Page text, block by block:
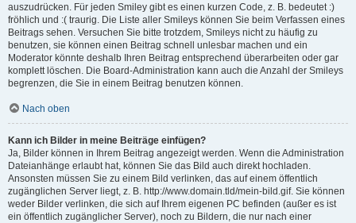
auszudrücken. Für jeden Smiley gibt es einen kurzen Code, z. B. bedeutet :)
fröhlich und :( traurig. Die Liste aller Smileys können Sie beim Verfassen eines
Beitrags sehen. Versuchen Sie bitte trotzdem, Smileys nicht zu häufig zu
benutzen, sie können einen Beitrag schnell unlesbar machen und ein
Moderator könnte deshalb Ihren Beitrag entsprechend überarbeiten oder gar
komplett löschen. Die Board-Administration kann auch die Anzahl der Smileys
begrenzen, die Sie in einem Beitrag benutzen können.
Nach oben
Kann ich Bilder in meine Beiträge einfügen?
Ja, Bilder können in Ihrem Beitrag angezeigt werden. Wenn die Administration
Dateianhänge erlaubt hat, können Sie das Bild auch direkt hochladen.
Ansonsten müssen Sie zu einem Bild verlinken, das auf einem öffentlich
zugänglichen Server liegt, z. B. http://www.domain.tld/mein-bild.gif. Sie können
weder Bilder verlinken, die sich auf Ihrem eigenen PC befinden (außer es ist
ein öffentlich zugänglicher Server), noch zu Bildern, die nur nach einer